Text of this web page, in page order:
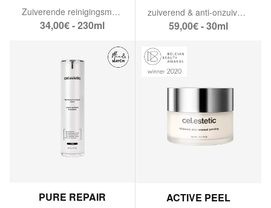
Zuiverende reinigingsmousse
34,00€ - 230ml
zuiverend & anti-onzuiverheden serum.
59,00€ - 30ml
PURE REPAIR ACTIVE PEEL